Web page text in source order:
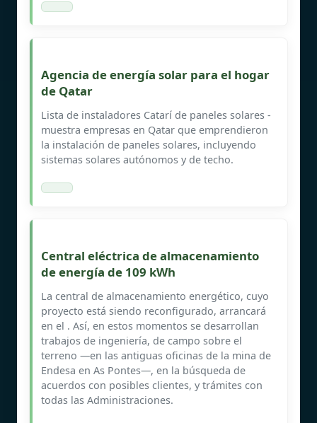
Agencia de energía solar para el hogar
de Qatar
Lista de instaladores Catarí de paneles solares -
muestra empresas en Qatar que emprendieron
la instalación de paneles solares, incluyendo
sistemas solares autónomos y de techo.
Central eléctrica de almacenamiento
de energía de 109 kWh
La central de almacenamiento energético, cuyo
proyecto está siendo reconfigurado, arrancará
en el . Así, en estos momentos se desarrollan
trabajos de ingeniería, de campo sobre el
terreno —en las antiguas oficinas de la mina de
Endesa en As Pontes—, en la búsqueda de
acuerdos con posibles clientes, y trámites con
todas las Administraciones.